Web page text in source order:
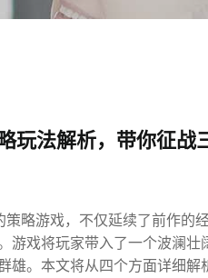
玩法解析，带你征战
策略游戏，不仅延续了前作的
游戏将玩家带入了一个波澜
雄。本文将从四个方面详细